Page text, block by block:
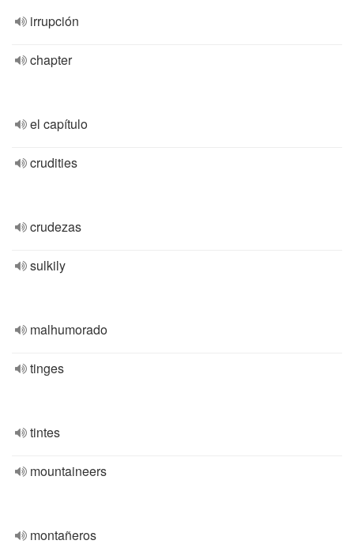
irrupción
chapter
el capítulo
crudities
crudezas
sulkily
malhumorado
tinges
tintes
mountaineers
montañeros